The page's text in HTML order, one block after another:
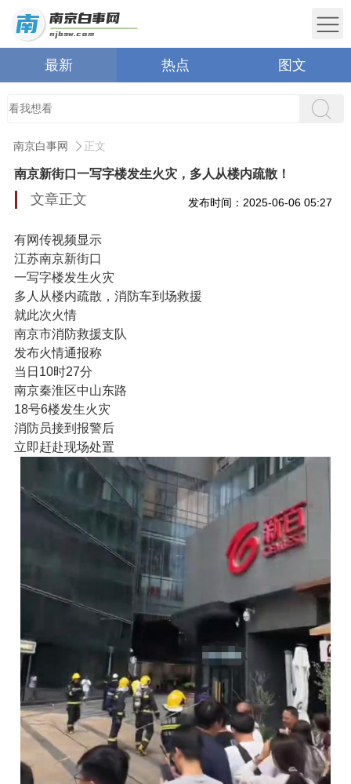
最新 热点 图文
南京白事网 正文
南京新街口一写字楼发生火灾，多人从楼内疏散！
文章正文 发布时间：2025-06-06 05:27
有网传视频显示
江苏南京新街口
一写字楼发生火灾
多人从楼内疏散，消防车到场救援
就此次火情
南京市消防救援支队
发布火情通报称
当日10时27分
南京秦淮区中山东路
18号6楼发生火灾
消防员接到报警后
立即赶赴现场处置